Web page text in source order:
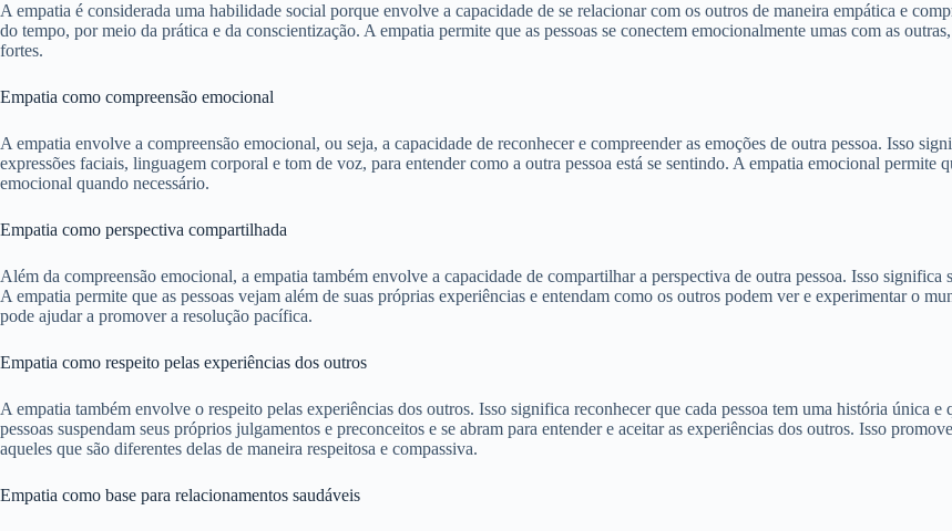
A empatia é considerada uma habilidade social porque envolve a capacidade de se relacionar com os outros de maneira empática e
do tempo, por meio da prática e da conscientização. A empatia permite que as pessoas se conectem emocionalmente umas com as
fortes.
Empatia como compreensão emocional
A empatia envolve a compreensão emocional, ou seja, a capacidade de reconhecer e compreender as emoções de outra pessoa. Isso
expressões faciais, linguagem corporal e tom de voz, para entender como a outra pessoa está se sentindo. A empatia emocional permite
emocional quando necessário.
Empatia como perspectiva compartilhada
Além da compreensão emocional, a empatia também envolve a capacidade de compartilhar a perspectiva de outra pessoa. Isso
A empatia permite que as pessoas vejam além de suas próprias experiências e entendam como os outros podem ver e experimentar o
pode ajudar a promover a resolução pacífica.
Empatia como respeito pelas experiências dos outros
A empatia também envolve o respeito pelas experiências dos outros. Isso significa reconhecer que cada pessoa tem uma história única
pessoas suspendam seus próprios julgamentos e preconceitos e se abram para entender e aceitar as experiências dos outros. Isso
aqueles que são diferentes delas de maneira respeitosa e compassiva.
Empatia como base para relacionamentos saudáveis